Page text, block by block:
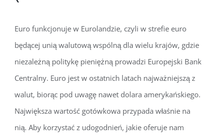
Euro funkcjonuje w Eurolandzie, czyli w strefie euro
będącej unią walutową wspólną dla wielu krajów, gdzie
niezależną politykę pieniężną prowadzi Europejski Bank
Centralny. Euro jest w ostatnich latach najważniejszą z
walut, biorąc pod uwagę nawet dolara amerykańskiego.
Największa wartość gotówkowa przypada właśnie na
nią. Aby korzystać z udogodnień, jakie oferuje nam